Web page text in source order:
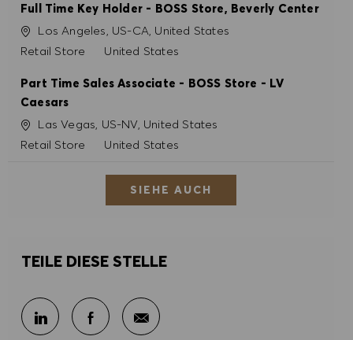
Full Time Key Holder - BOSS Store, Beverly Center
Ort Los Angeles, US-CA, United States
Kategorie
Retail Store United States
Part Time Sales Associate - BOSS Store - LV
Caesars
Ort Las Vegas, US-NV, United States
Kategorie
Retail Store United States
SIEHE AUCH
TEILE DIESE STELLE
Über LinkedIn teilen
Über Facebook teilen
Per E-Mail teilen